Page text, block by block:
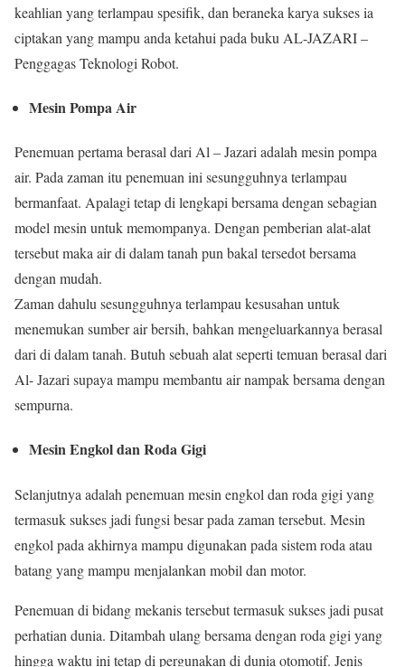
keahlian yang terlampau spesifik, dan beraneka karya sukses ia
ciptakan yang mampu anda ketahui pada buku AL-JAZARI –
Penggagas Teknologi Robot.
Mesin Pompa Air
Penemuan pertama berasal dari Al – Jazari adalah mesin pompa
air. Pada zaman itu penemuan ini sesungguhnya terlampau
bermanfaat. Apalagi tetap di lengkapi bersama dengan sebagian
model mesin untuk memompanya. Dengan pemberian alat-alat
tersebut maka air di dalam tanah pun bakal tersedot bersama
dengan mudah.
Zaman dahulu sesungguhnya terlampau kesusahan untuk
menemukan sumber air bersih, bahkan mengeluarkannya berasal
dari di dalam tanah. Butuh sebuah alat seperti temuan berasal dari
Al- Jazari supaya mampu membantu air nampak bersama dengan
sempurna.
Mesin Engkol dan Roda Gigi
Selanjutnya adalah penemuan mesin engkol dan roda gigi yang
termasuk sukses jadi fungsi besar pada zaman tersebut. Mesin
engkol pada akhirnya mampu digunakan pada sistem roda atau
batang yang mampu menjalankan mobil dan motor.
Penemuan di bidang mekanis tersebut termasuk sukses jadi pusat
perhatian dunia. Ditambah ulang bersama dengan roda gigi yang
hingga waktu ini tetap di pergunakan di dunia otomotif. Jenis